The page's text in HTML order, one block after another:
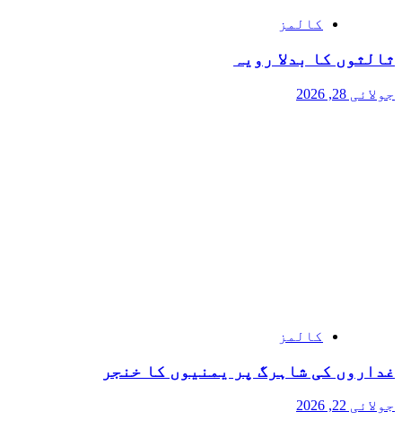
کالمز
ثالثوں کا بدلا رویہ
جولائی 28, 2026
کالمز
غداروں کی شاہرگ پر یمنیوں کا خنجر
جولائی 22, 2026